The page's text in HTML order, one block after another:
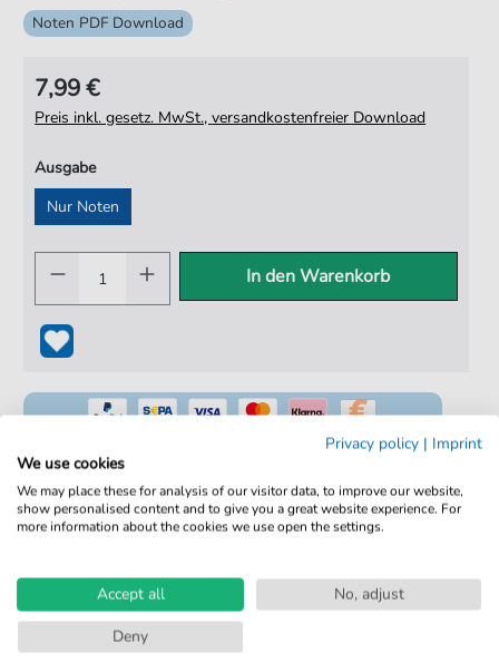
Noten PDF Download
7,99 €
Preis inkl. gesetz. MwSt., versandkostenfreier Download
Ausgabe
Nur Noten
In den Warenkorb
100% Legal & Lizenziert
Kein Abo. Fairer Einzelkauf.
Sofortiger Download nach Kauf
Privacy policy | Imprint
We use cookies
We may place these for analysis of our visitor data, to improve our website,
show personalised content and to give you a great website experience. For
more information about the cookies we use open the settings.
Accept all
No, adjust
Deny